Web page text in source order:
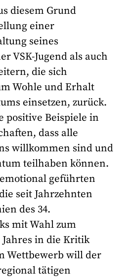
diesem Grund
einer
seines
VSK-Jugend als auch
die sich
Wohle und Erhalt
einsetzen, zurück.
positive Beispiele in
dass alle
willkommen sind und
teilhaben können.
geführten
seit Jahrzehnten
des 34.
mit Wahl zum
Jahres in die Kritik
Wettbewerb will der
tätigen